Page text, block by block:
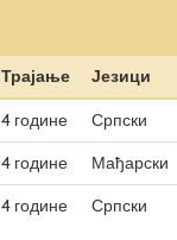
Трајање Језици
4 године
Српски
4 године
Мађарски
4 године Српски